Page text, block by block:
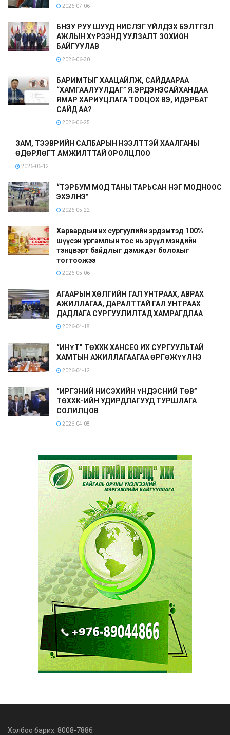
2026-07-06
БНЭУ РУУ ШУУД НИСЛЭГ ҮЙЛДЭХ БЭЛТГЭЛ
АЖЛЫН ХҮРЭЭНД УУЛЗАЛТ ЗОХИОН
БАЙГУУЛАВ
2026-06-30
БАРИМТЫГ ХААЦАЙЛЖ, САЙДААРАА
“ХАМГААЛУУЛДАГ” Я.ЭРДЭНЭСАЙХАНДАА
ЯМАР ХАРИУЦЛАГА ТООЦОХ ВЭ, ИДЭРБАТ
САЙД АА?
2026-06-25
ЗАМ, ТЭЭВРИЙН САЛБАРЫН НЭЭЛТТЭЙ ХААЛГАНЫ
ӨДӨРЛӨГТ АМЖИЛТТАЙ ОРОЛЦЛОО
2026-06-12
“ТЭРБУМ МОД ТАНЫ ТАРЬСАН НЭГ МОДНООС
ЭХЭЛНЭ”
2026-05-22
Харвардын их сургуулийн эрдэмтэд 100%
шүүсэн ургамлын тос нь эрүүл мэндийн
тэнцвэрт байдлыг дэмждэг болохыг
тогтоожээ
2026-05-06
АГААРЫН ХӨЛГИЙН ГАЛ УНТРААХ, АВРАХ
АЖИЛЛАГАА, ДАРАЛТТАЙ ГАЛ УНТРААХ
ДАДЛАГА СУРГУУЛИЛТАД ХАМРАГДЛАА
2026-04-18
“ИНҮТ” ТӨХХК ХАНСЕО ИХ СУРГУУЛЬТАЙ
ХАМТЫН АЖИЛЛАГААГАА ӨРГӨЖҮҮЛНЭ
2026-04-12
“ИРГЭНИЙ НИСЭХИЙН ҮНДЭСНИЙ ТӨВ”
ТӨХХК-ИЙН УДИРДЛАГУУД ТУРШЛАГА
СОЛИЛЦОВ
2026-04-08
Холбоо барих: 8008-7886